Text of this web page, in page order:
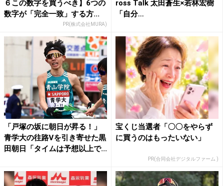
６この数字を買うべき】6つの
数字が「完全一致」する方...
PR(株式会社MURA)
ross Talk 太田蒼生×若林宏樹
「自分...
「戸塚の坂に朝日が昇る！」
青学大の往路Vを引き寄せた黒
田朝日「タイムは予想以上で...
宝くじ当選者「〇〇をやらず
に買うのはもったいない」
PR(合同会社デジタルファーム )